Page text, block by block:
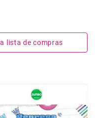
lista de compras